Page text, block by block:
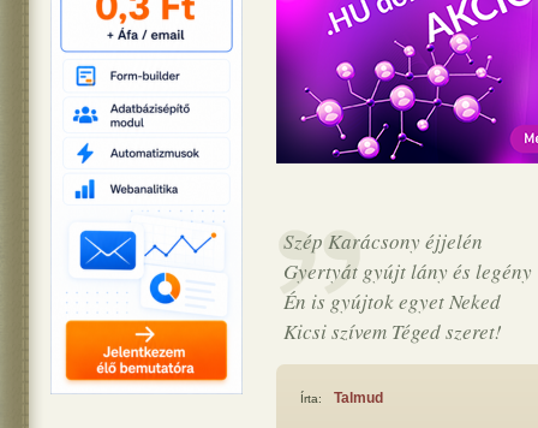
Szép Karácsony éjjelén
Gyertyát gyújt lány és legény
Én is gyújtok egyet Neked
Kicsi szívem Téged szeret!
Írta: Talmud